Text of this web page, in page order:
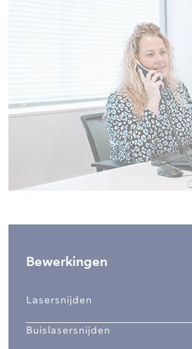
Bewerkingen
Lasersnijden
Buislasersnijden